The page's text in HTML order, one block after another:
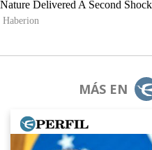
MÁS EN